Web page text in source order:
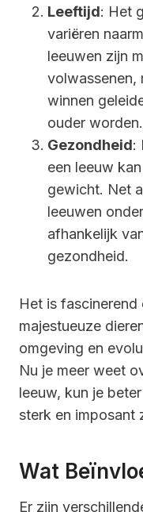
Leeftijd: Het
variëren
leeuwen zijn
volwassenen,
winnen
ouder worden.
Gezondheid:
een leeuw
gewicht. Net
leeuwen
afhankelijk
gezondheid.
Het is
majestueuze
omgeving en
Nu je meer weet
leeuw, kun je
sterk en imposant
Wat
Er zijn